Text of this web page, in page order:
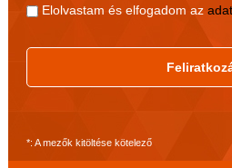
Elolvastam és elfogadom az
*: A mezők kitöltése kötelező